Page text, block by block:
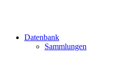
Datenbank
Sammlungen